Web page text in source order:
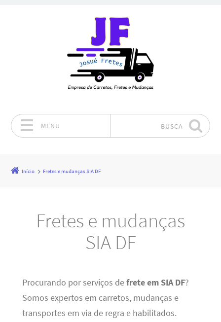
MENU BUSCA
Início Fretes e mudanças SIA DF
Fretes e mudanças
SIA DF
Procurando por serviços defrete em SIA DF?
Somos expertos em carretos, mudanças e
transportes em via de regra e habilitados.